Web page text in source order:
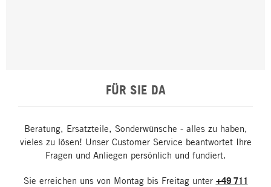
FÜR SIE DA
Beratung, Ersatzteile, Sonderwünsche - alles zu haben,
vieles zu lösen! Unser Customer Service beantwortet Ihre
Fragen und Anliegen persönlich und fundiert.
Sie erreichen uns von Montag bis Freitag unter +49 711